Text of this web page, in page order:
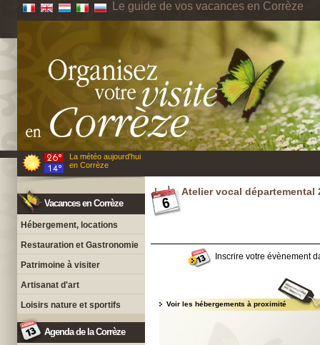
Le guide de vos vacances en Corrèze
La météo aujourd'hui
en Corrèze
Vacances en Corrèze
Hébergement, locations
Restauration et Gastronomie
Patrimoine à visiter
Artisanat d'art
Loisirs nature et sportifs
Agenda de la Corrèze
Atelier vocal départemental
Inscrire votre évènement
Voir les hébergements à proximité